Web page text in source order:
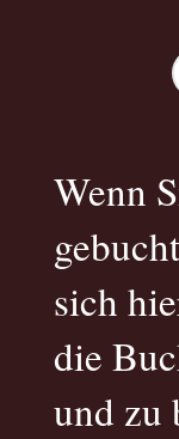
Wenn
sich
die
und zu